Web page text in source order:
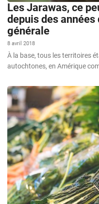
Les Jarawas, ce
depuis des
générale
8 avril 2018
À la base, tous les territoires
autochtones, en Amérique